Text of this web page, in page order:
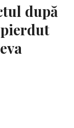
după
pierdut